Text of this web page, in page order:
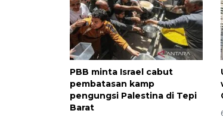
PBB minta Israel cabut
pembatasan kamp
pengungsi Palestina di Tepi
Barat